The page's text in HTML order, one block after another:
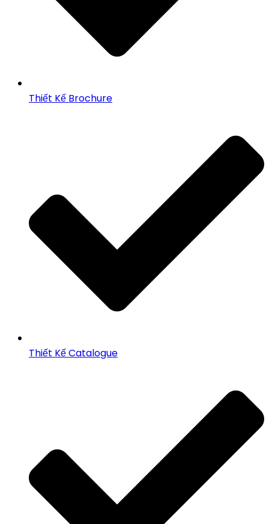
Thiết Kế Brochure
Thiết Kế Catalogue